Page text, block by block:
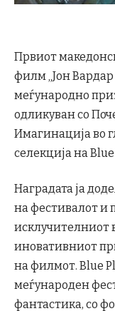
Првиот
филм „Јон Вардар
меѓународно
одликуван со
Имагинација во
селекција на
Наградата ја
на фестивалот и
исклучителниот
иновативниот
на филмот. Blue
меѓународен
фантастика, со